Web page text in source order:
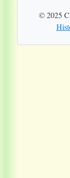
© 2025